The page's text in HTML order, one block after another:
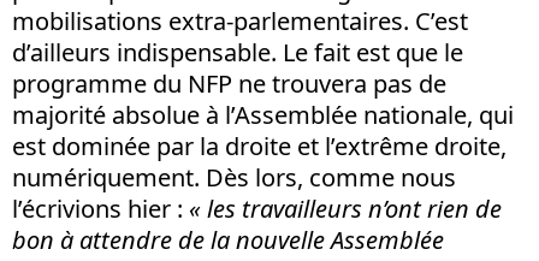
mobilisations extra-parlementaires. C’est
d’ailleurs indispensable. Le fait est que le
programme du NFP ne trouvera pas de
majorité absolue à l’Assemblée nationale, qui
est dominée par la droite et l’extrême droite,
numériquement. Dès lors, comme nous
l’écrivions hier : « les travailleurs n’ont rien de
bon à attendre de la nouvelle Assemblée